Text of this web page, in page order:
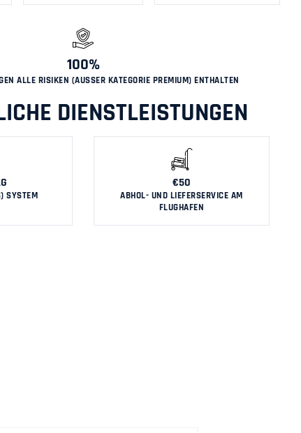
100%
ALLE RISIKEN (AUSSER KATEGORIE PREMIUM) ENTHALTEN
DIENSTLEISTUNGEN
SYSTEM
€50
ABHOL- UND LIEFERSERVICE AM
FLUGHAFEN